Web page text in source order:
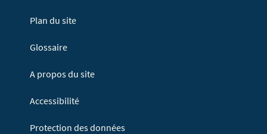
Plan du site
Glossaire
A propos du site
Accessibilité
Protection des données